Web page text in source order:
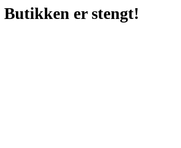
Butikken er stengt!